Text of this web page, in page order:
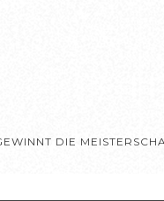
DIE